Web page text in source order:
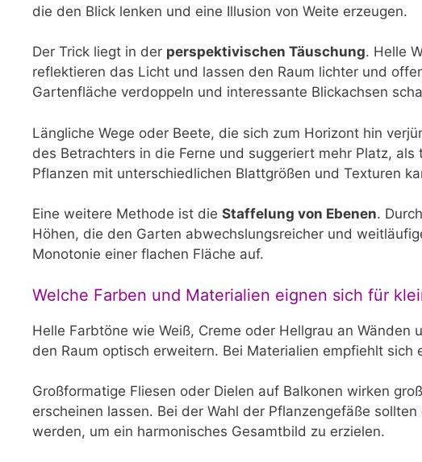
die den Blick lenken und eine Illusion von Weite erzeugen.
Der Trick liegt in der perspektivischen Täuschung. Helle
reflektieren das Licht und lassen den Raum lichter und
Gartenfläche verdoppeln und interessante Blickachsen
Längliche Wege oder Beete, die sich zum Horizont hin
des Betrachters in die Ferne und suggeriert mehr Platz,
Pflanzen mit unterschiedlichen Blattgrößen und Texturen
Eine weitere Methode ist die Staffelung von Ebenen.
Höhen, die den Garten abwechslungsreicher und
Monotonie einer flachen Fläche auf.
Welche Farben und Materialien eignen sich für
Helle Farbtöne wie Weiß, Creme oder Hellgrau an
den Raum optisch erweitern. Bei Materialien empfiehlt sich
Großformatige Fliesen oder Dielen auf Balkonen wirken
erscheinen lassen. Bei der Wahl der Pflanzengefäße sollten
werden, um ein harmonisches Gesamtbild zu erzielen.